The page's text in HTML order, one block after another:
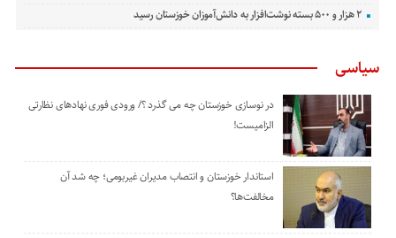
۲ هزار و ۵۰۰ بسته نوشت‌افزار به دانش‌آموزان خوزستان رسید
سیاسی
در نوسازی خوزستان چه می گذرد ؟/ ورودی فوری نهادهای نظارتی
الزامیست!
استاندار خوزستان و انتصاب مدیران غیربومی؛ چه شد آن
مخالفت‌ها؟